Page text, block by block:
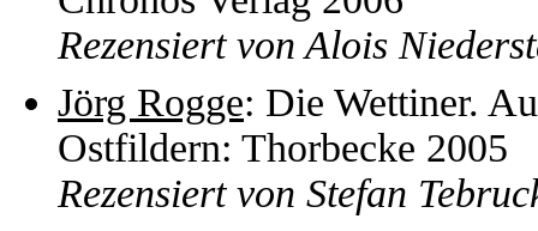
Rezensiert von Alois
Jörg Rogge: Die Wettiner.
Ostfildern: Thorbecke 2005
Rezensiert von Stefan